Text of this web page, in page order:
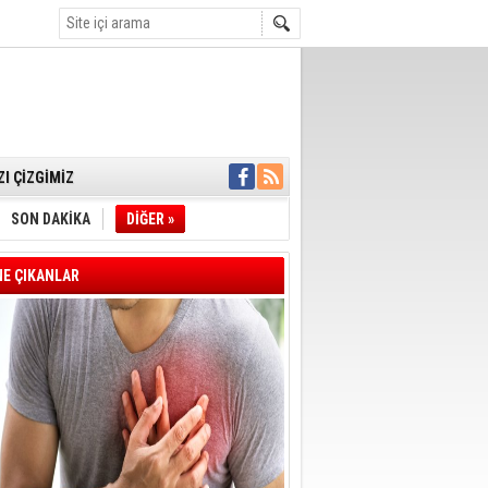
ÇİZGİMİZ
ALANA
KARARTMA
VERİLDİ
VELİ AĞBABA
ÇERÇEVE YASA
BAŞLADI
7
BAŞKANI İLKAY
SON DAKİKA DİĞER »
ÇIKANLAR